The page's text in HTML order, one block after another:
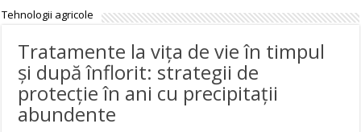
Tehnologii agricole
Tratamente la vița de vie în timpul
și după înflorit: strategii de
protecție în ani cu precipitații
abundente